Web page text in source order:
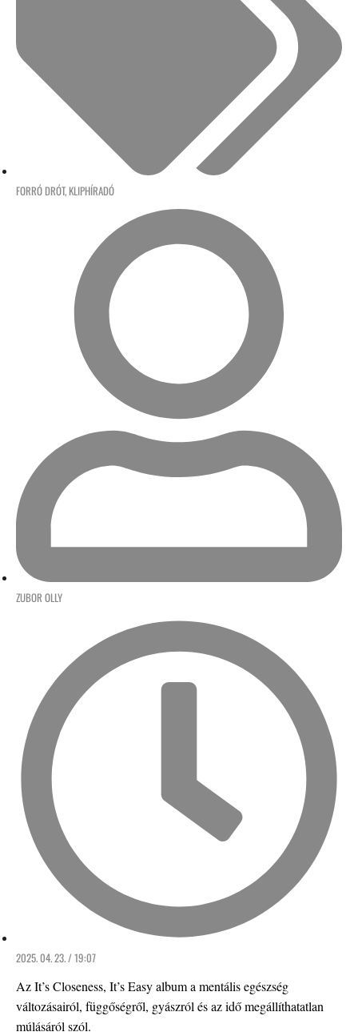
FORRÓ DRÓT, KLIPHÍRADÓ
ZUBOR OLLY
2025. 04. 23. / 19:07
Az It’s Closeness, It’s Easy album a mentális egészség
változásairól, függőségről, gyászról és az idő megállíthatatlan
múlásáról szól.